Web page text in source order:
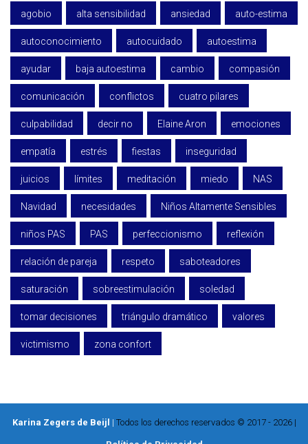
agobio alta sensibilidad ansiedad auto-estima
autoconocimiento autocuidado autoestima
ayudar baja autoestima cambio compasión
comunicación conflictos cuatro pilares
culpabilidad decir no Elaine Aron emociones
empatía estrés fiestas inseguridad
juicios límites meditación miedo NAS
Navidad necesidades Niños Altamente Sensibles
niños PAS PAS perfeccionismo reflexión
relación de pareja respeto saboteadores
saturación sobreestimulación soledad
tomar decisiones triángulo dramático valores
victimismo zona confort
Karina Zegers de Beijl | Todos los derechos reservados © 2017 - 2026 |